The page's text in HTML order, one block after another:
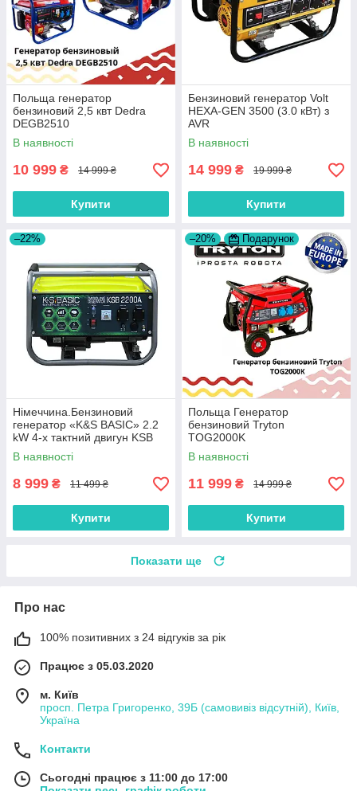
Польща генератор
бензиновий 2,5 квт Dedra
DEGB2510
В наявності
10 999 ₴ 14 999 ₴
Купити
Бензиновий генератор Volt
HEXA-GEN 3500 (3.0 кВт) з
AVR
В наявності
14 999 ₴ 19 999 ₴
Купити
–22%
Нiмеччина.Бензиновий
генератор «K&S BASIC» 2.2
kW 4-х тактний двигун KSB
2200A
В наявності
8 999 ₴ 11 499 ₴
Купити
–20% Подарунок
Польща Генератор
бензиновий Tryton
TOG2000K
В наявності
11 999 ₴ 14 999 ₴
Купити
Показати ще
Про нас
100% позитивних з 24 відгуків за рік
Працює з 05.03.2020
м. Київ
просп. Петра Григоренко, 39Б (самовивіз відсутній), Київ,
Україна
Контакти
Сьогодні працює з 11:00 до 17:00